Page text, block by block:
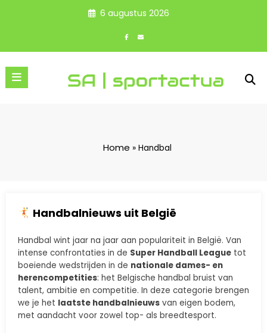
6 augustus 2026
Home »Handbal
Handbalnieuws uit België
Handbal wint jaar na jaar aan populariteit in België. Van
intense confrontaties in de Super Handball League tot
boeiende wedstrijden in de nationale dames- en
herencompetities: het Belgische handbal bruist van
talent, ambitie en competitie. In deze categorie brengen
we je het laatste handbalnieuws van eigen bodem,
met aandacht voor zowel top- als breedtesport.